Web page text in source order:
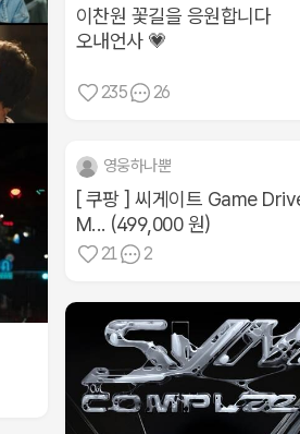
이찬원 꽃길을 응원합니다
오내언사 💗
235 26
영웅하나뿐
[ 쿠팡 ] 씨게이트 Game
M... (499,000 원)
21 2